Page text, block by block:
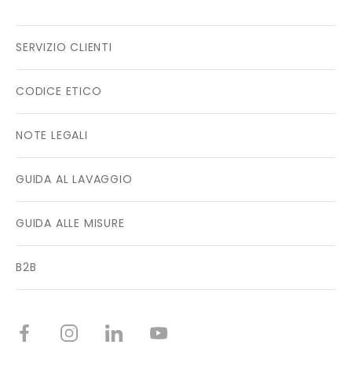
SERVIZIO CLIENTI
CODICE ETICO
NOTE LEGALI
GUIDA AL LAVAGGIO
GUIDA ALLE MISURE
B2B